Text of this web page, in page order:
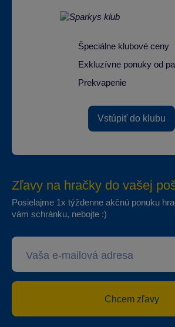
Špeciálne klubové ceny
Exkluzívne ponuky od
Prekvapenie
Vstúpiť do klubu
Zľavy na hračky do vašej
Posielajme 1x týždenne akčnú ponuku
vám schránku, nebojte :)
Chcem zľavy